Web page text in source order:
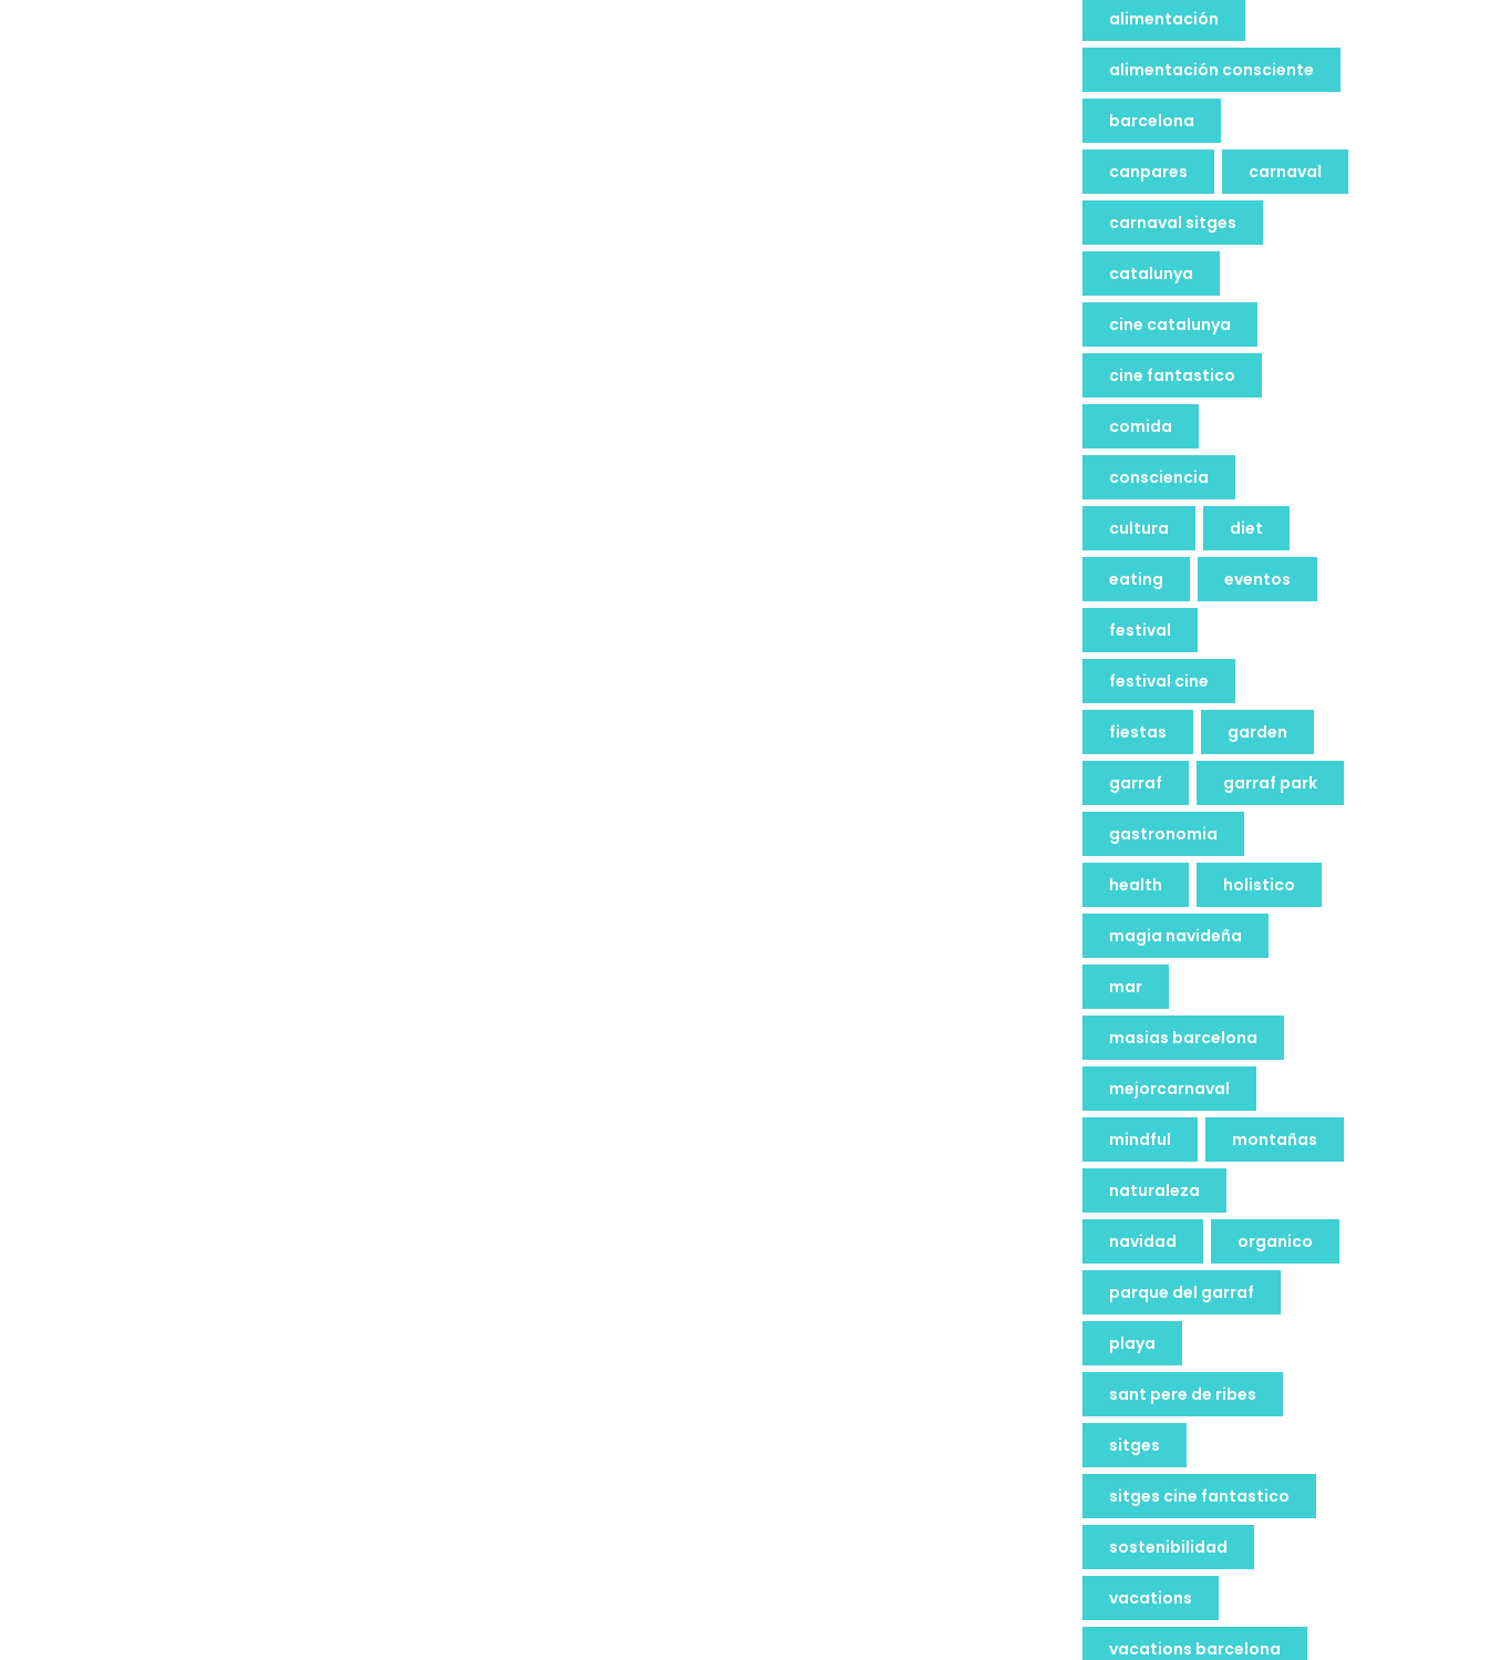
alimentación
alimentación consciente
barcelona
canpares carnaval
carnaval sitges
catalunya
cine catalunya
cine fantastico
comida
consciencia
cultura diet
eating eventos
festival
festival cine
fiestas garden
garraf garraf park
gastronomia
health holistico
magia navideña
mar
masias barcelona
mejorcarnaval
mindful montañas
naturaleza
navidad organico
parque del garraf
playa
sant pere de ribes
sitges
sitges cine fantastico
sostenibilidad
vacations
vacations barcelona